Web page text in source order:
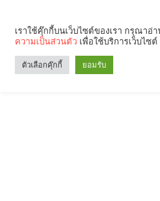
เราใช้คุ๊กกี้บนเว็บไซต์ของเรา กรุณาอ่
ความเป็นส่วนตัว เพื่อใช้บริการเว็บไซต์
ตัวเลือกคุ๊กกี้ ยอมรับ